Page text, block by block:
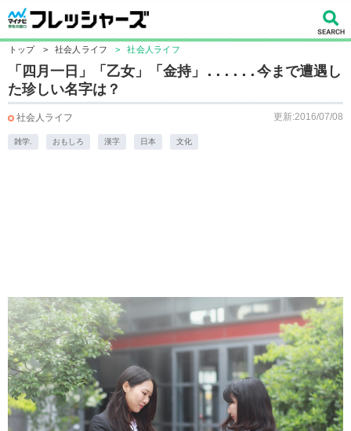
トップ > 社会人ライフ > 社会人ライフ
「四月一日」「乙女」「金持」......今まで遭遇し
た珍しい名字は？
社会人ライフ 更新:2016/07/08
雑学. おもしろ 漢字 日本 文化